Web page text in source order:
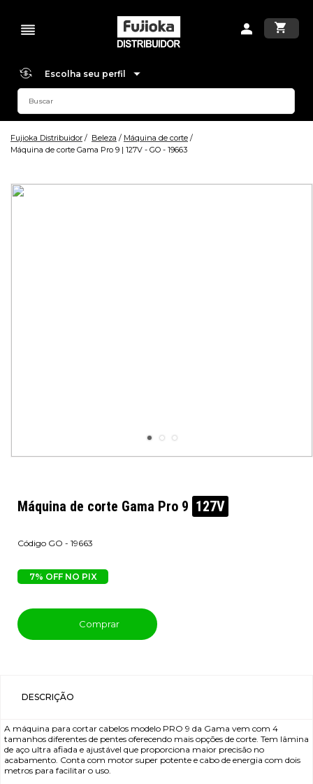
Escolha seu perfil
Fujioka Distribuidor Beleza
Máquina de corte
Máquina de corte Gama Pro 9 | 127V - GO - 19663
Máquina de corte Gama Pro 9 127V
GO - 19663
7% OFF NO PIX
Comprar
DESCRIÇÃO
A máquina para cortar cabelos modelo PRO 9 da Gama vem com 4
tamanhos diferentes de pentes oferecendo mais opções de corte. Tem lâmina
de aço ultra afiada e ajustável que proporciona maior precisão no
acabamento. Conta com motor super potente e cabo de energia com dois
metros para facilitar o uso.